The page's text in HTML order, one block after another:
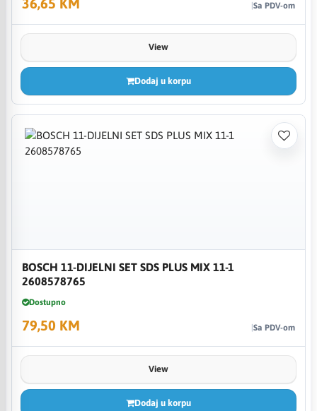
Sa PDV-om
View
Dodaj u korpu
BOSCH 11-DIJELNI SET SDS PLUS MIX 11-1
2608578765
Dostupno
79,50 KM Sa PDV-om
View
Dodaj u korpu